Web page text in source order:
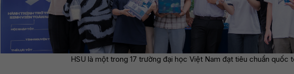
HSU là một trong 17 trường đại học Việt Nam đạt tiêu chuẩn quốc